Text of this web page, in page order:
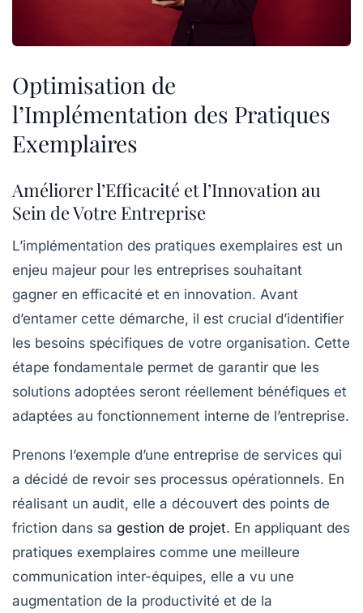
Optimisation de
l’Implémentation des Pratiques
Exemplaires
Améliorer l’Efficacité et l’Innovation au
Sein de Votre Entreprise
L’implémentation des pratiques exemplaires est un
enjeu majeur pour les entreprises souhaitant
gagner en efficacité et en innovation. Avant
d’entamer cette démarche, il est crucial d’identifier
les besoins spécifiques de votre organisation. Cette
étape fondamentale permet de garantir que les
solutions adoptées seront réellement bénéfiques et
adaptées au fonctionnement interne de l’entreprise.
Prenons l’exemple d’une entreprise de services qui
a décidé de revoir ses processus opérationnels. En
réalisant un audit, elle a découvert des points de
friction dans sa gestion de projet. En appliquant des
pratiques exemplaires comme une meilleure
communication inter-équipes, elle a vu une
augmentation de la productivité et de la